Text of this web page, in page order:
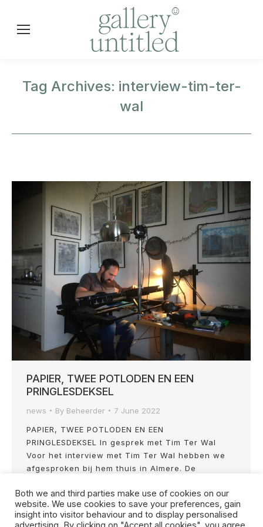
Tag Archives: interview-tim-ter-
wal
PAPIER, TWEE POTLODEN EN EEN
PRINGLESDEKSEL
news By Beheerder
7 June 2022
PAPIER, TWEE POTLODEN EN EEN
PRINGLESDEKSEL In gesprek met Tim Ter Wal
Voor het interview met Tim Ter Wal hebben we
afgesproken bij hem thuis in Almere. De
woonkamer. Op kerstlichtjes en zelfgemaakte
tekeningen aan de muur na is het een sobere
werkplaats. Midden op de plaat ligt een werk
Both we and third parties make use of cookies on our
website. We use cookies to save your preferences, gain
insight into visitor behaviour and to display personalised